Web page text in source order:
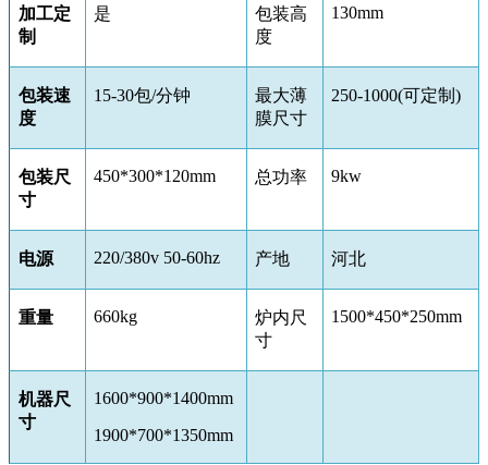
加工定
制
是
包装高
度
130mm
包装速
度
15-30包/分钟
最大薄
膜尺寸
250-1000(可定制)
包装尺
寸
450*300*120mm 总功率 9kw
电源 220/380v 50-60hz 产地 河北
重量 660kg
炉内尺
寸
1500*450*250mm
机器尺
寸
1600*900*1400mm
1900*700*1350mm